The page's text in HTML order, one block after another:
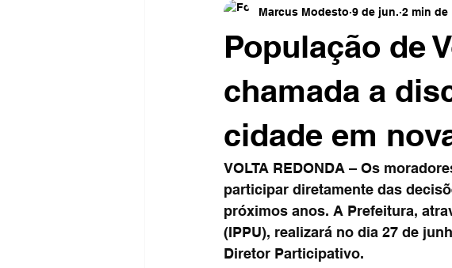
População de
chamada a
cidade em
Marcus Modesto 9 de jun. 2 min de
VOLTA REDONDA – Os
participar diretamente das
próximos anos. A Prefeitura,
(IPPU), realizará no dia 27 de
Diretor Participativo.